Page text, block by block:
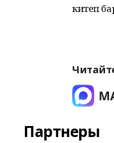
китеп
Партнеры